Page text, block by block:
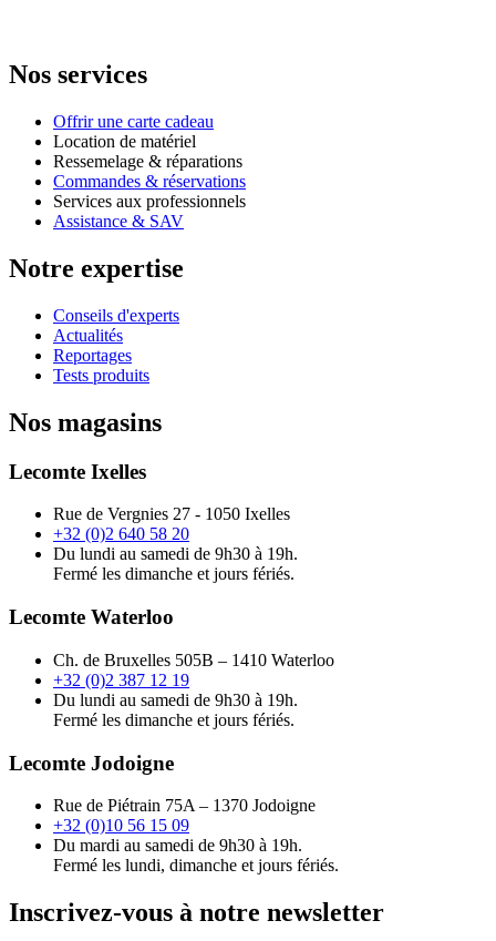
Nos services
Offrir une carte cadeau
Location de matériel
Ressemelage & réparations
Commandes & réservations
Services aux professionnels
Assistance & SAV
Notre expertise
Conseils d'experts
Actualités
Reportages
Tests produits
Nos magasins
Lecomte Ixelles
Rue de Vergnies 27 - 1050 Ixelles
+32 (0)2 640 58 20
Du lundi au samedi de 9h30 à 19h.
Fermé les dimanche et jours fériés.
Lecomte Waterloo
Ch. de Bruxelles 505B – 1410 Waterloo
+32 (0)2 387 12 19
Du lundi au samedi de 9h30 à 19h.
Fermé les dimanche et jours fériés.
Lecomte Jodoigne
Rue de Piétrain 75A – 1370 Jodoigne
+32 (0)10 56 15 09
Du mardi au samedi de 9h30 à 19h.
Fermé les lundi, dimanche et jours fériés.
Inscrivez-vous à notre newsletter